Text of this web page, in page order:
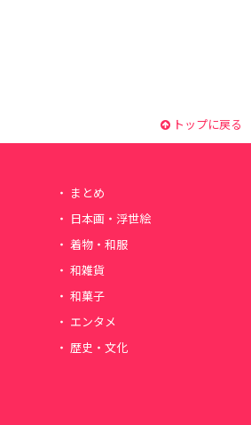
トップに戻る
まとめ
日本画・浮世絵
着物・和服
和雑貨
和菓子
エンタメ
歴史・文化